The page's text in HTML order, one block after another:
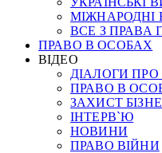
МІЖНАРОДНІ
ВСЕ З ПРАВА
ПРАВО В ОСОБАХ
ВІДЕО
ДІАЛОГИ
ПРАВО В
ЗАХИСТ
ІНТЕРВ`Ю
НОВИНИ
ПРАВО ВІЙНИ